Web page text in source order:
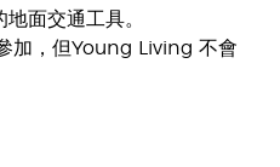
面交通工具。
加，但Young Living 不會